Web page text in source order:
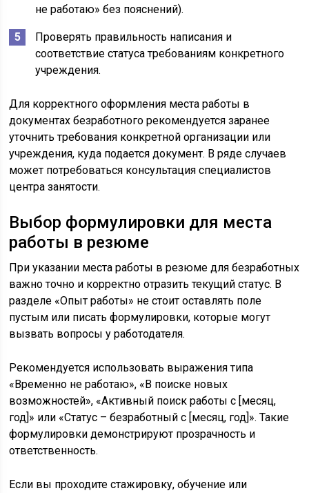
не работаю» без пояснений).
Проверять правильность написания и
соответствие статуса требованиям конкретного
учреждения.
Для корректного оформления места работы в
документах безработного рекомендуется заранее
уточнить требования конкретной организации или
учреждения, куда подается документ. В ряде случаев
может потребоваться консультация специалистов
центра занятости.
Выбор формулировки для места
работы в резюме
При указании места работы в резюме для безработных
важно точно и корректно отразить текущий статус. В
разделе «Опыт работы» не стоит оставлять поле
пустым или писать формулировки, которые могут
вызвать вопросы у работодателя.
Рекомендуется использовать выражения типа
«Временно не работаю», «В поиске новых
возможностей», «Активный поиск работы с [месяц,
год]» или «Статус – безработный с [месяц, год]». Такие
формулировки демонстрируют прозрачность и
ответственность.
Если вы проходите стажировку, обучение или